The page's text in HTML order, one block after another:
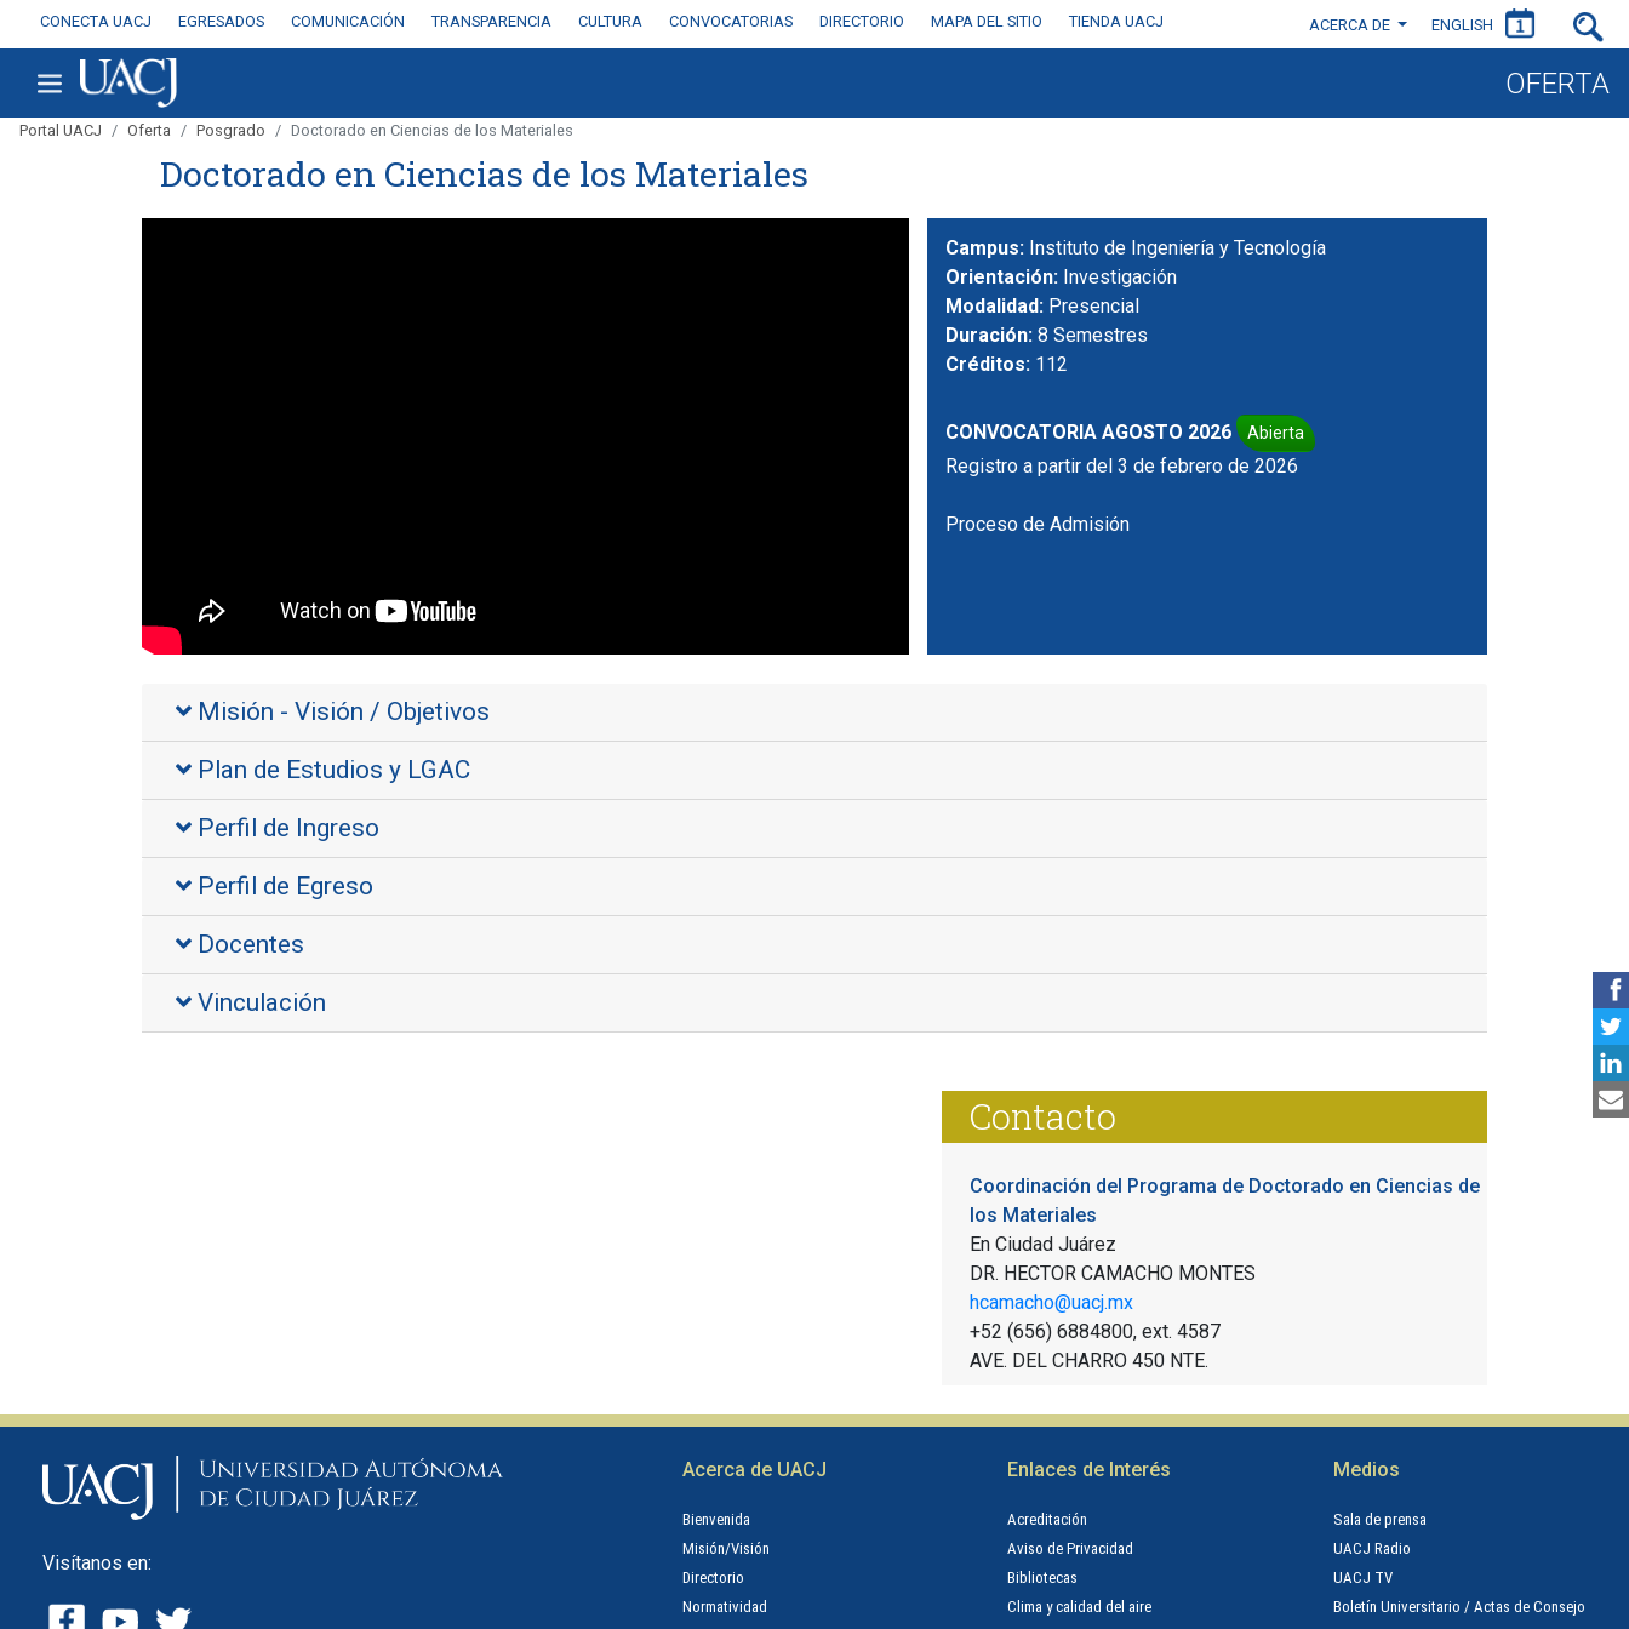
CONECTA UACJ EGRESADOS COMUNICACIÓN TRANSPARENCIA CULTURA CONVOCATORIAS DIRECTORIO MAPA DEL SITIO TIENDA UACJ ACERCA DE ENGLISH
OFERTA
Portal UACJ Oferta Posgrado Doctorado en Ciencias de los Materiales
Doctorado en Ciencias de los Materiales
Campus: Instituto de Ingeniería y Tecnología
Orientación: Investigación
Modalidad: Presencial
Duración: 8 Semestres
Créditos: 112
CONVOCATORIA AGOSTO 2026 Abierta
Registro a partir del 3 de febrero de 2026
Proceso de Admisión
Misión - Visión / Objetivos
Plan de Estudios y LGAC
Perfil de Ingreso
Perfil de Egreso
Docentes
Vinculación
Contacto
Coordinación del Programa de Doctorado en Ciencias de
los Materiales
En Ciudad Juárez
DR. HECTOR CAMACHO MONTES
hcamacho@uacj.mx
+52 (656) 6884800, ext. 4587
AVE. DEL CHARRO 450 NTE.
Visítanos en:
Acerca de UACJ
Bienvenida
Misión/Visión
Directorio
Normatividad
Enlaces de Interés
Acreditación
Aviso de Privacidad
Bibliotecas
Clima y calidad del aire
Medios
Sala de prensa
UACJ Radio
UACJ TV
Boletín Universitario / Actas de Consejo